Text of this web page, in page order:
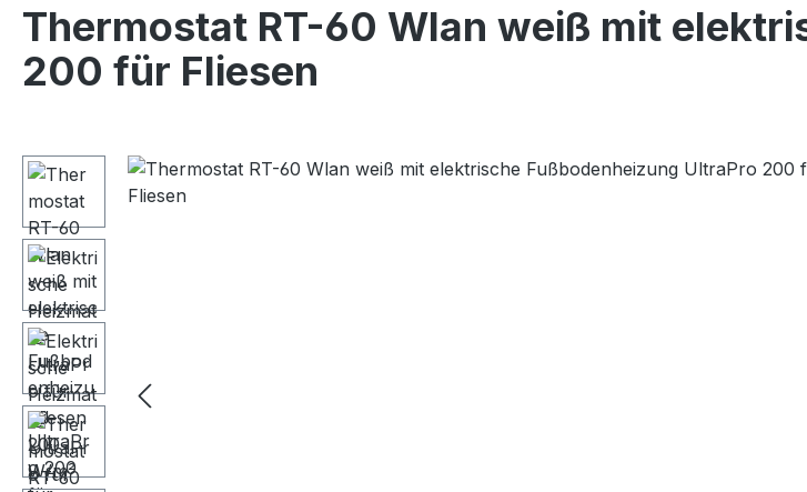
Thermostat RT-60 Wlan weiß mit
200 für Fliesen
Bildergalerie überspringen